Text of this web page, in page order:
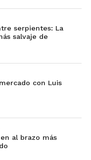
serpientes: La
salvaje de
con Luis
al brazo más